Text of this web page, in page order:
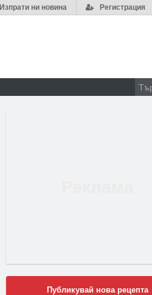
Регистрация
Изпрати ни новина
Публикувай нова рецепта